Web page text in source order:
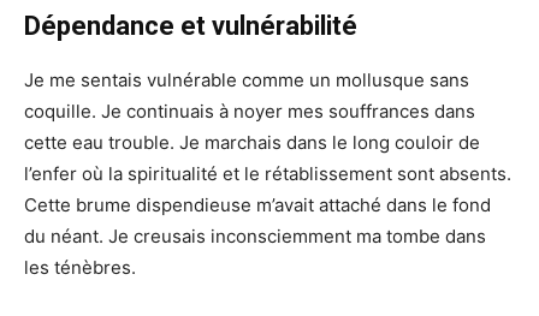
Dépendance et vulnérabilité
Je me sentais vulnérable comme un mollusque sans
coquille. Je continuais à noyer mes souffrances dans
cette eau trouble. Je marchais dans le long couloir de
l’enfer où la spiritualité et le rétablissement sont absents.
Cette brume dispendieuse m’avait attaché dans le fond
du néant. Je creusais inconsciemment ma tombe dans
les ténèbres.